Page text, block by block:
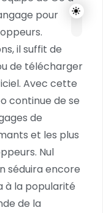
pour
il suffit de
de télécharger
Avec cette
continue de se
de
et les plus
Nul
séduira encore
à la popularité
de la